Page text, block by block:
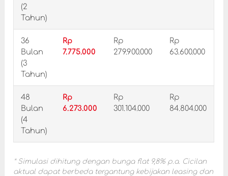
(2
Tahun)
36
Bulan
(3
Tahun)
Rp
7.775.000
Rp
279.900.000
Rp
63.600.000
48
Bulan
(4
Tahun)
Rp
6.273.000
Rp
301.104.000
Rp
84.804.000
* Simulasi dihitung dengan bunga flat 9,8% p.a. Cicilan
aktual dapat berbeda tergantung kebijakan leasing dan